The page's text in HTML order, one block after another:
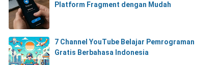
Platform Fragment dengan Mudah
7 Channel YouTube Belajar Pemrograman
Gratis Berbahasa Indonesia